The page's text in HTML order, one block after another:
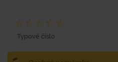
Typové číslo